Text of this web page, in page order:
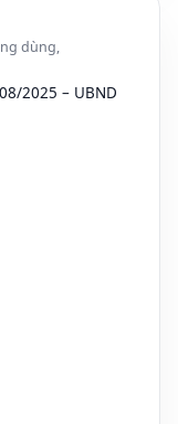
i5/16GB/512GB.
UX331 i5/8GB/256GB;
triệu
dùng,
2025 – UBND